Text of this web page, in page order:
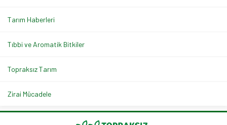
Tarım Haberleri
Tıbbi ve Aromatik Bitkiler
Topraksız Tarım
Zirai Mücadele